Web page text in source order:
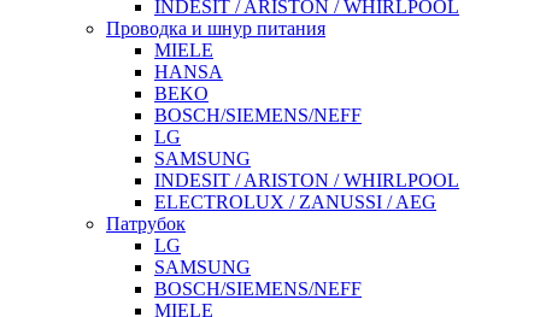
INDESIT / ARISTON / WHIRLPOOL
Проводка и шнур питания
MIELE
HANSA
BEKO
BOSCH/SIEMENS/NEFF
LG
SAMSUNG
INDESIT / ARISTON / WHIRLPOOL
ELECTROLUX / ZANUSSI / AEG
Патрубок
LG
SAMSUNG
BOSCH/SIEMENS/NEFF
MIELE